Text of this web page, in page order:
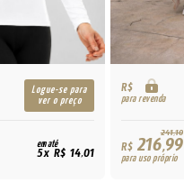
Logue-se para
ver o preço
em até
5x R$ 14,01
R$
para revenda
241,10
R$216,99
para uso próprio